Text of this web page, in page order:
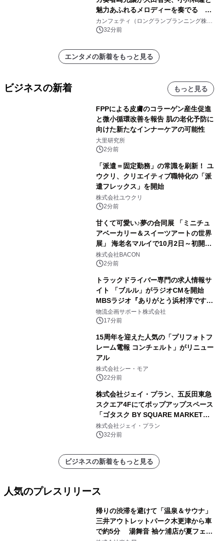
魅力あふれるメロディーを奏でる
『ファンタスティック・トリオⅢ』チ
ケット8月24日(月)～発売開始！
カンフェティ（ロングランプランニング株式
会社）
32分前
エンタメの新着をもっと見る
ビジネスの新着 もっと見る
FPPによる皮膚のコラーゲン産生促進
と微小循環改善を報告 肌の老化予防に
向けた新たなインナーケアの可能性
大里研究所
2分前
「派遣＝固定勤務」の常識を刷新！ ユ
ウクリ、クリエイティブ職特化の「派
遣フレックス」を開始
株式会社ユウクリ
2分前
甘くて可愛い♪夢の合同展 「ミニチュ
アベーカリー＆スイーツアートの世界
展」 海老名マルイで10月2日～初開
催！
株式会社BACON
2分前
トラックドライバー専門の求人情報サ
イト 「ブルル」がラジオCMを開始
MBSラジオ『ありがとう浜村淳です』
にて8月1日(土)より
物流企画サポート株式会社
17分前
15周年を迎えた人気の「プリフォトフ
レーム電報 コンチェルト」がリニュー
アル
株式会社シー・モア
22分前
株式会社ジェイ・プラン、五反田東急
スクエア4Fにてポップアップスペース
「ゴタスク BY SQUARE MARKET」
の運営を開始
株式会社ジェイ・プラン
32分前
ビジネスの新着をもっと見る
人気のプレスリリース
帰りの渋滞を避けて「温泉＆サウナ」
三井アウトレットパーク木更津から車
で約5分 湯舞音 袖ケ浦店が夏フェア